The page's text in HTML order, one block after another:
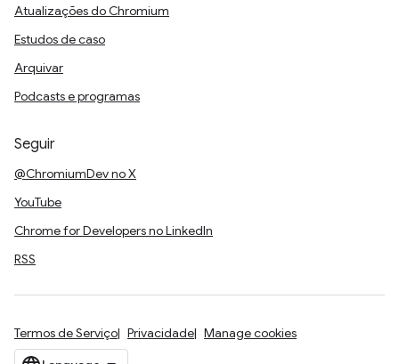
Atualizações do Chromium
Estudos de caso
Arquivar
Podcasts e programas
Seguir
@ChromiumDev no X
YouTube
Chrome for Developers no LinkedIn
RSS
Termos de Serviço Privacidade Manage cookies